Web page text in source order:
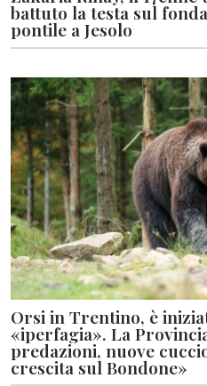
battuto la testa sul
pontile a Jesolo
Orsi in Trentino, è
«iperfagia». La
predazioni, nuove
crescita sul Bondone»